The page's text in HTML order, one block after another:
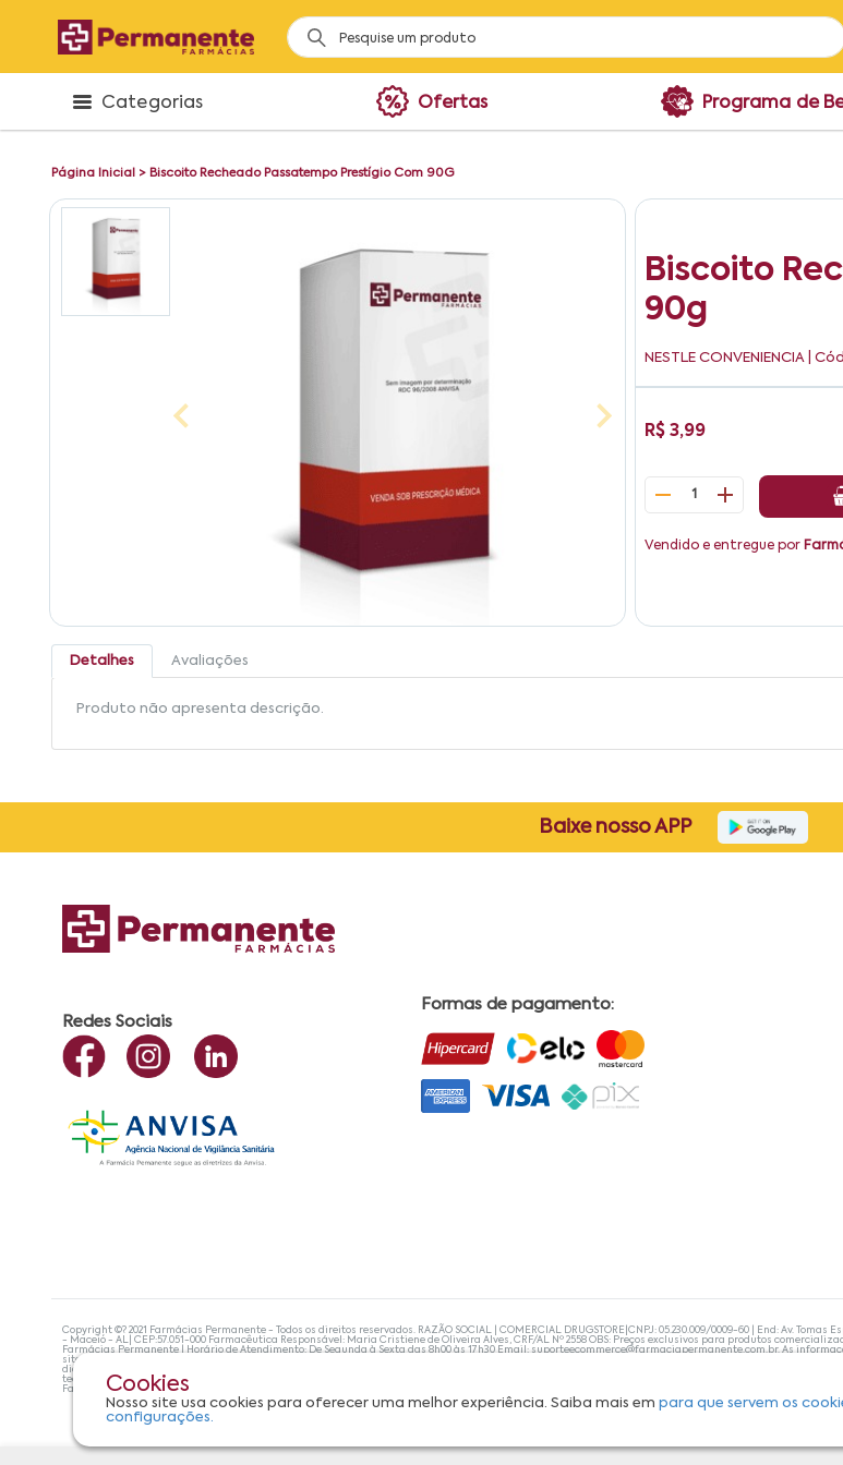
Categorias Ofertas Programa de
Página Inicial > Biscoito Recheado Passatempo Prestígio Com 90G
Biscoito
90g
NESTLE CONVENIENCIA |
R$ 3,99
1
Vendido e entregue por
Detalhes Avaliações
Produto não apresenta descrição.
Cookies
Nosso site usa cookies para oferecer uma melhor experiência. Saiba mais empara que servem os
configurações.
Baixe nosso APP
Redes Sociais
Formas de pagamento:
Copyright ©? 2021 Farmácias Permanente - Todos os direitos reservados. RAZÃO SOCIAL | COMERCIAL DRUGSTORE|CNPJ: 05.230.009/0009-60 | End: Av. Tomas
- Maceió - AL| CEP:57.051-000 Farmacêutica Responsável: Maria Cristiene de Oliveira Alves, CRF/AL Nº 2558 OBS: Preços exclusivos para produtos
Farmácias Permanente | Horário de Atendimento: De Segunda à Sexta das 8h00 às 17h30 Email: suporteecommerce@farmaciapermanente.com.br. As
site não devem ser utilizadas para automedicação e, de forma alguma, substituem as orientações de um profissional da área médica. Apenas o médico está
diagnosticar problemas de saúde e prescrever o tratamento adequado. Se os sintomas persistirem, um médico deve ser consultado. A Farmácia Permanente
tecnologias mais avançadas de proteção de dados, para que você possa realizar suas compras com tranquilidade. A privacidade e a segurança dos clientes
Farmácias Permanente. Todos os pedidos efetuados estão sujeitos à confirmação da disponibilidade de produto em nosso estoque.